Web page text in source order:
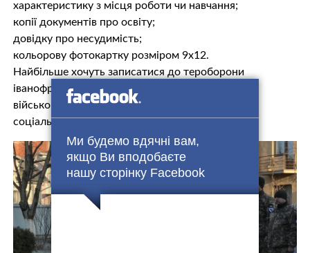
Ми будемо вдячні вам,
якщо Ви вподобаєте
нашу сторінку Facebook
характеристику з місця роботи чи навчання;
копії документів про освіту;
довідку про несудимість;
кольорову фотокартку розміром 9х12.
Найбільше хочуть записатися до тероборони
іванофранківці віком від 40 до 50 років, каже
військовий комісар центру комплектування та
соціальної підтримки Ігор Сорокопуд.